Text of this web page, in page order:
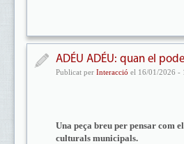
ADÉU ADÉU: quan el
Publicat per Interacció el 16/01/2026 -
Una peça breu per pensar com
culturals municipals.